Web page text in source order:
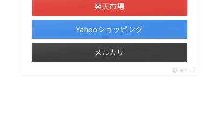
楽天市場
Yahooショッピング
メルカリ
ポチップ